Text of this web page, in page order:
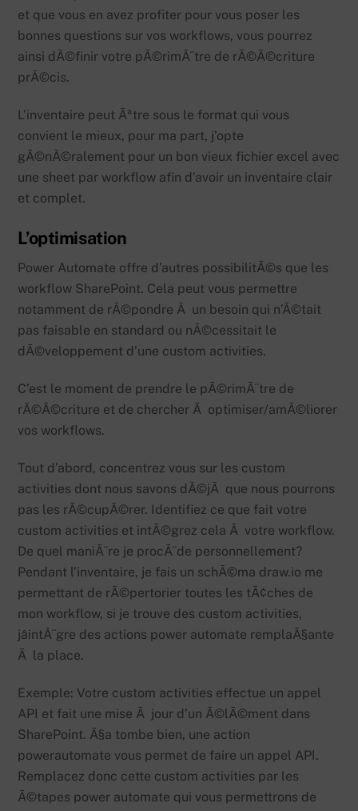
et que vous en avez profiter pour vous poser les
bonnes questions sur vos workflows, vous pourrez
ainsi dÃ©finir votre pÃ©rimÃ¨tre de rÃ©Ã©criture
prÃ©cis.
L’inventaire peut Ãªtre sous le format qui vous
convient le mieux, pour ma part, j’opte
gÃ©nÃ©ralement pour un bon vieux fichier excel avec
une sheet par workflow afin d’avoir un inventaire clair
et complet.
L’optimisation
Power Automate offre d’autres possibilitÃ©s que les
workflow SharePoint. Cela peut vous permettre
notamment de rÃ©pondre Ã un besoin qui n’Ã©tait
pas faisable en standard ou nÃ©cessitait le
dÃ©veloppement d’une custom activities.
C’est le moment de prendre le pÃ©rimÃ¨tre de
rÃ©Ã©criture et de chercher Ã optimiser/amÃ©liorer
vos workflows.
Tout d’abord, concentrez vous sur les custom
activities dont nous savons dÃ©jÃ que nous pourrons
pas les rÃ©cupÃ©rer. Identifiez ce que fait votre
custom activities et intÃ©grez cela Ã votre workflow.
De quel maniÃ¨re je procÃ¨de personnellement?
Pendant l’inventaire, je fais un schÃ©ma draw.io me
permettant de rÃ©pertorier toutes les tÃ¢ches de
mon workflow, si je trouve des custom activities,
jâintÃ¨gre des actions power automate remplaÃ§ante
Ã la place.
Exemple: Votre custom activities effectue un appel
API et fait une mise Ã jour d’un Ã©lÃ©ment dans
SharePoint. Ã§a tombe bien, une action
powerautomate vous permet de faire un appel API.
Remplacez donc cette custom activities par les
Ã©tapes power automate qui vous permettrons de